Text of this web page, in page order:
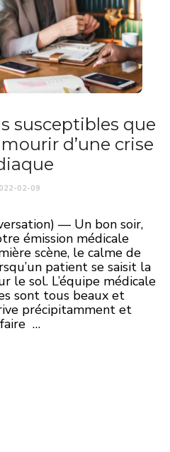
susceptibles que
d’une crise
02-09
— Un bon soir,
émission médicale
scène, le calme de
patient se saisit la
le sol. L’équipe médicale
sont tous beaux et
précipitamment et
…